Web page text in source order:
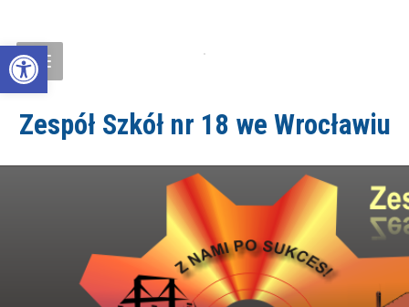
Open toolbar
Zespół Szkół nr 18 we Wrocławiu